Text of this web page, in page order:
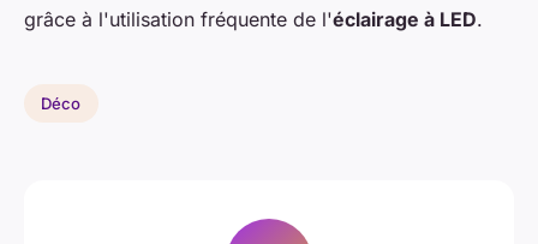
grâce à l'utilisation fréquente de l'éclairage à LED.
Déco